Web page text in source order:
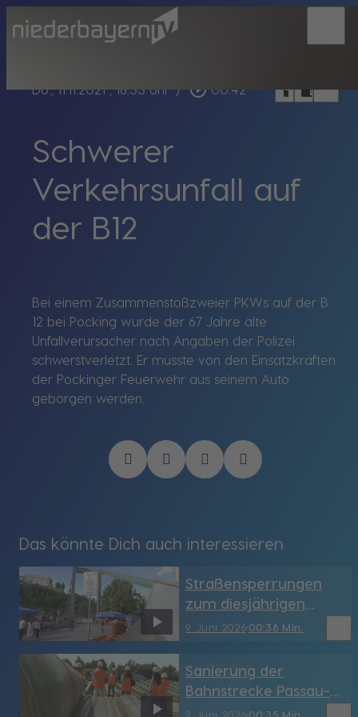
Do., 11.11.2021, 18:33 Uhr / play_circle_outline 00:42 headphoneschrome_reader_modebookmark_border
Schwerer
Verkehrsunfall auf
der B12
Bei einem Zusammenstoßzweier PKWs auf der B
12 bei Pocking wurde der 67 Jahre alte
Unfallverursacher nach Angaben der Polizei
schwerstverletzt. Er musste von den Einsatzkräften
der Pockinger Feuerwehr aus seinem Auto
geborgen werden.
Das könnte Dich auch interessieren
9. Juni 202600:38 Min.
Straßensperrungen
zum diesjährigen
Brückenfest ab Freitag
9. Juni 202600:35 Min.
Sanierung der
Bahnstrecke Passau-
Obertraubling ab